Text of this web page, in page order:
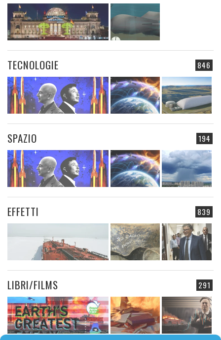
846
TECNOLOGIE
194
SPAZIO
839
EFFETTI
291
LIBRI/FILMS